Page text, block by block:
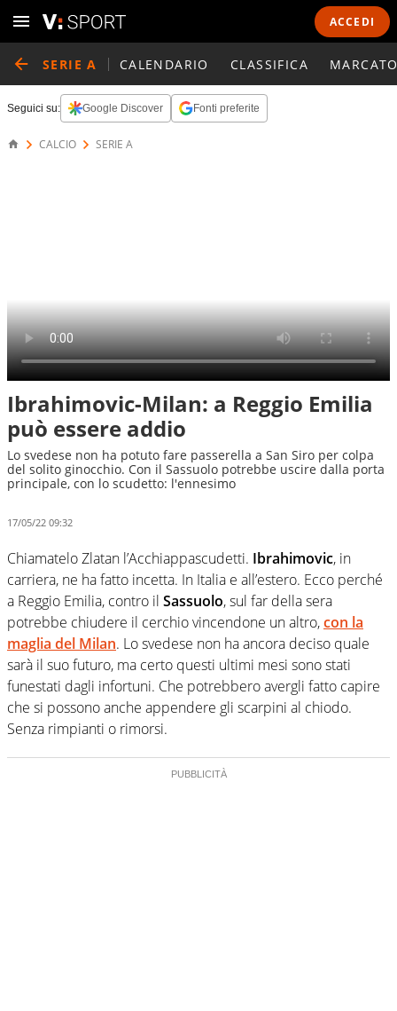
ACCEDI
SERIE A CALENDARIO CLASSIFICA
Seguici su: Google Discover Fonti preferite
CALCIO SERIE A
Ibrahimovic-Milan: a Reggio Emilia
può essere addio
Lo svedese non ha potuto fare passerella a San Siro per colpa
del solito ginocchio. Con il Sassuolo potrebbe uscire dalla porta
principale, con lo scudetto: l'ennesimo
17/05/22 09:32
Chiamatelo Zlatan l’Acchiappascudetti. Ibrahimovic, in
carriera, ne ha fatto incetta. In Italia e all’estero. Ecco perché
a Reggio Emilia, contro il Sassuolo, sul far della sera
potrebbe chiudere il cerchio vincendone un altro,con la
maglia del Milan. Lo svedese non ha ancora deciso quale
sarà il suo futuro, ma certo questi ultimi mesi sono stati
funestati dagli infortuni. Che potrebbero avergli fatto capire
che si possono anche appendere gli scarpini al chiodo.
Senza rimpianti o rimorsi.